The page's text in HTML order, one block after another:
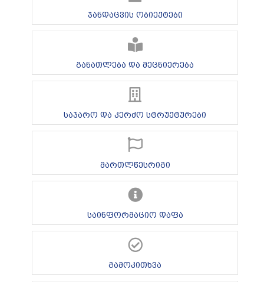
ჯანდაცვის ობიექტები
განათლება და მეცნიერება
საჯარო და კერძო სტრუქტურები
მართლწესრიგი
საინფორმაციო დაფა
გამოკითხვა